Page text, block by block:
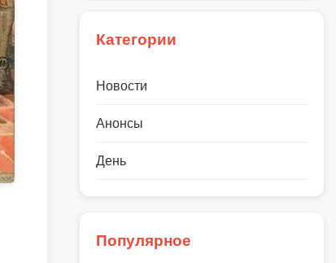
Категории
Новости
Анонсы
День
Популярное